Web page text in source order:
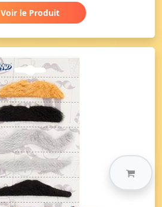
Voir le Produit